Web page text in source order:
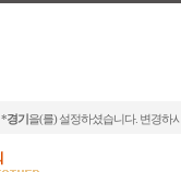
*경기을(를) 설정하셨습니다. 변경하